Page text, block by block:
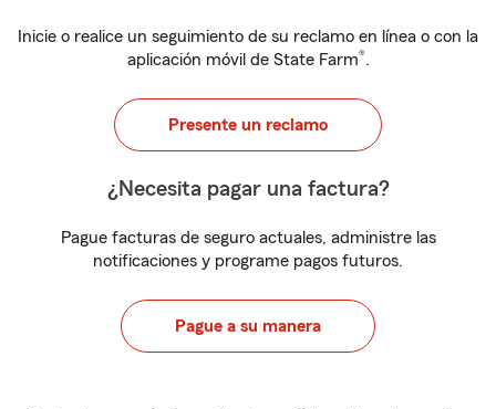
Inicie o realice un seguimiento de su reclamo en línea o con la
aplicación móvil de State Farm®.
Presente un reclamo
¿Necesita pagar una factura?
Pague facturas de seguro actuales, administre las
notificaciones y programe pagos futuros.
Pague a su manera